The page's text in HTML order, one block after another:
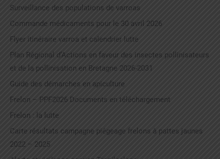
Surveillance des populations de varroas
Commande médicaments pour le 30 avril 2026
Flyer itinéraire varroa et calendrier lutte
Plan Régional d’Actions en faveur des insectes pollinisateurs
et de la pollinisation en Bretagne 2026-2031
Guide des démarches en apiculture
Frelon – PPF2026 Documents en téléchargement
Frelon : la lutte
Carte résultats campagne piégeage frelons à pattes jaunes
2022 – 2025